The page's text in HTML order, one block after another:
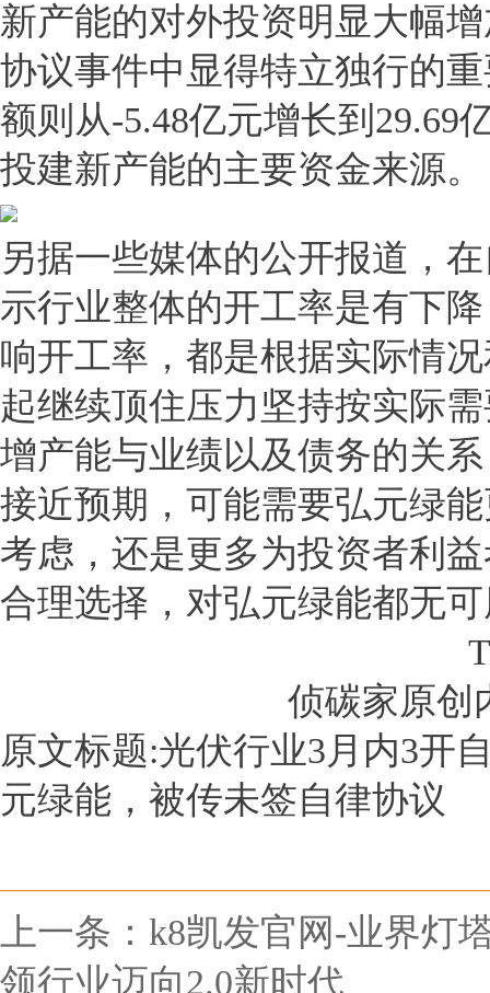
新产能的对外投资明显大幅
协议事件中显得特立独行的
额则从-5.48亿元增长到29.69
投建新产能的主要资金来源。
另据一些媒体的公开报道，
示行业整体的开工率是有下
响开工率，都是根据实际情
起继续顶住压力坚持按实际
增产能与业绩以及债务的关
接近预期，可能需要弘元绿
考虑，还是更多为投资者利
合理选择，对弘元绿能都无
侦碳家原创
原文标题:光伏行业3月内3开
元绿能，被传未签自律协议
上一条： k8凯发官网-业界灯
领行业迈向2.0新时代